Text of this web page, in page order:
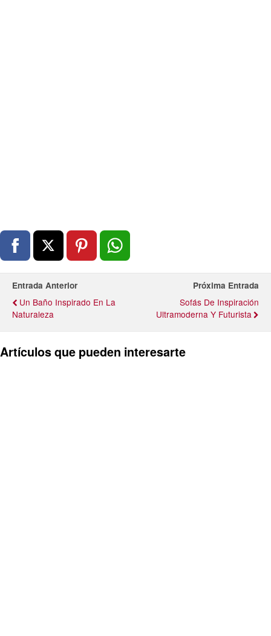
Entrada Anterior
Un Baño Inspirado En La
Naturaleza
Próxima Entrada
Sofás De Inspiración
Ultramoderna Y Futurista
Artículos que pueden interesarte